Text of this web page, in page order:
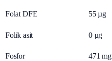
Folat DFE 55 µg
Folik asit 0 µg
Fosfor 471 mg